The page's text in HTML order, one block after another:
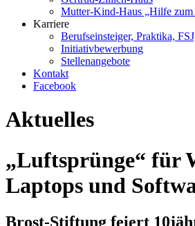
Mutter-Kind-Haus „Hilfe zum
Karriere
Berufseinsteiger, Praktika,
Initiativbewerbung
Stellenangebote
Kontakt
Facebook
Aktuelles
„Luftsprünge“ für
Laptops und
Brost-Stiftung feiert